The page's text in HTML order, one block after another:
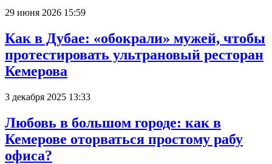
29 июня 2026 15:59
Как в Дубае: «обокрали» мужей, чтобы
протестировать ультрановый ресторан
Кемерова
3 декабря 2025 13:33
Любовь в большом городе: как в
Кемерове оторваться простому рабу
офиса?